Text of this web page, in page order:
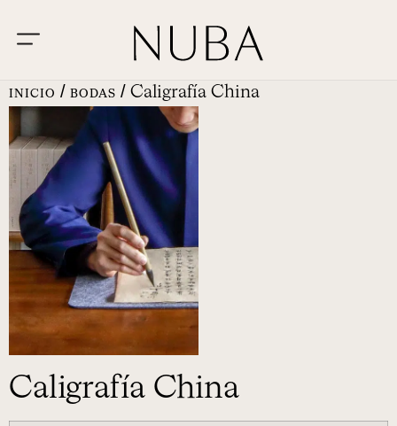
INICIO / BODAS / Caligrafía China
Caligrafía China